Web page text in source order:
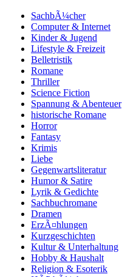
SachbÃ¼cher
Computer & Internet
Kinder & Jugend
Lifestyle & Freizeit
Belletristik
Romane
Thriller
Science Fiction
Spannung & Abenteuer
historische Romane
Horror
Fantasy
Krimis
Liebe
Gegenwartsliteratur
Humor & Satire
Lyrik & Gedichte
Sachbuchromane
Dramen
ErzÃ¤hlungen
Kurzgeschichten
Kultur & Unterhaltung
Hobby & Haushalt
Religion & Esoterik